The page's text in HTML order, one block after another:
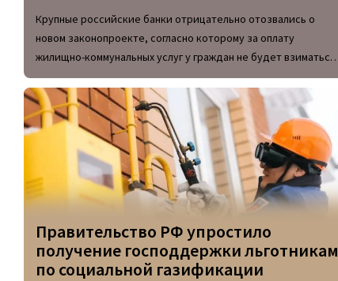
Крупные российские банки отрицательно отозвались о
новом законопроекте, согласно которому за оплату
жилищно-коммунальных услуг у граждан не будет взиматься
комиссия за транзакцию.
Правительство РФ упростило
получение господдержки льготникам
по социальной газификации